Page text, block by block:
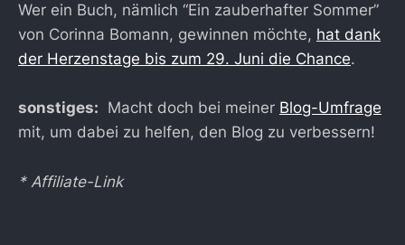
Wer ein Buch, nämlich “Ein zauberhafter Sommer”
von Corinna Bomann, gewinnen möchte, hat dank
der Herzenstage bis zum 29. Juni die Chance.
sonstiges: Macht doch bei meiner Blog-Umfrage
mit, um dabei zu helfen, den Blog zu verbessern!
* Affiliate-Link